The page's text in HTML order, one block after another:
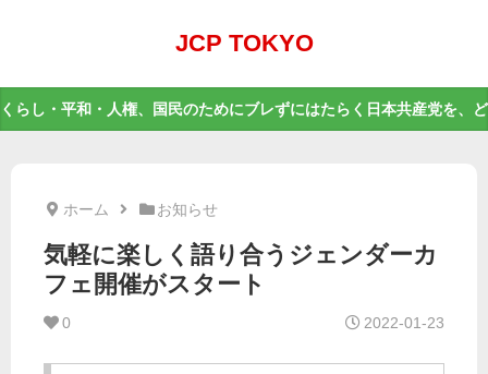
JCP TOKYO
くらし・平和・人権、国民のためにブレずにはたらく日本共産党を、
ホーム お知らせ
気軽に楽しく語り合うジェンダーカ
フェ開催がスタート
0 2022-01-23